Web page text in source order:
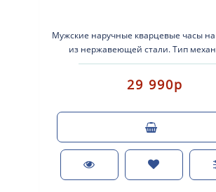
Мужские наручные кварцевые часы на
из нержавеющей стали. Тип
кварцевые. Система Eco-Drive
29 990р